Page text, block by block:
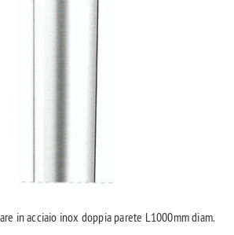
in acciaio inox doppia parete L1000mm diam.